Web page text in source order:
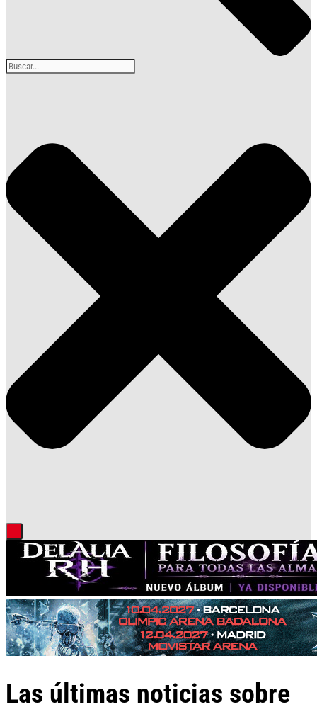
Las últimas noticias sobre